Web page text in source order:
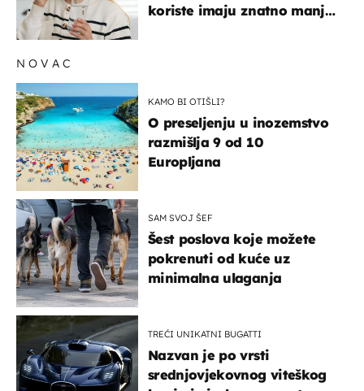
koriste imaju znatno manji
NOVAC
KAMO BI OTIŠLI?
O preseljenju u inozemstvo
razmišlja 9 od 10
Europljana
SAM SVOJ ŠEF
Šest poslova koje možete
pokrenuti od kuće uz
minimalna ulaganja
TREĆI UNIKATNI BUGATTI
Nazvan je po vrsti
srednjovjekovnog viteškog